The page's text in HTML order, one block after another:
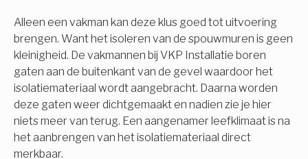
Alleen een vakman kan deze klus goed tot uitvoering
brengen. Want het isoleren van de spouwmuren is geen
kleinigheid. De vakmannen bij VKP Installatie boren
gaten aan de buitenkant van de gevel waardoor het
isolatiemateriaal wordt aangebracht. Daarna worden
deze gaten weer dichtgemaakt en nadien zie je hier
niets meer van terug. Een aangenamer leefklimaat is na
het aanbrengen van het isolatiemateriaal direct
merkbaar.